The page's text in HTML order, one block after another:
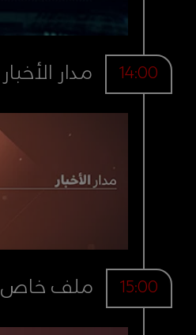
14:00 مدار الأخبار
15:00 ملف خاص